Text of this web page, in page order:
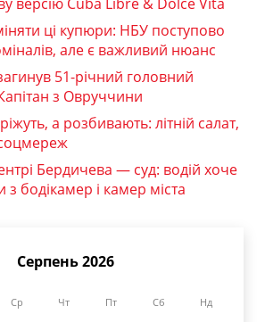
ці купюри: НБУ поступово
але є важливий нюанс
51-річний головний
з Овруччини
а розбивають: літній салат,
Бердичева — суд: водій хоче
бодікамер і камер міста
Серпень 2026
Ср Чт Пт Сб Нд